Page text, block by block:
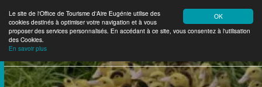
OK
Le site de l'Office de Tourisme d'Aire Eugénie utilise des
cookies destinés à optimiser votre navigation et à vous
proposer des services personnalisés. En accédant à ce site, vous consentez à l'utilisation
des Cookies.
En savoir plus
TourismeAire Eugénie